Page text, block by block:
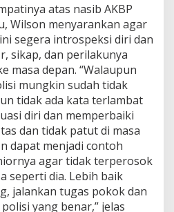
atas nasib AKBP
Wilson menyarankan agar
segera introspeksi diri dan
sikap, dan perilakunya
masa depan. “Walaupun
mungkin sudah tidak
tidak ada kata terlambat
diri dan memperbaiki
dan tidak patut di masa
dapat menjadi contoh
agar tidak terperosok
seperti dia. Lebih baik
jalankan tugas pokok dan
yang benar,” jelas